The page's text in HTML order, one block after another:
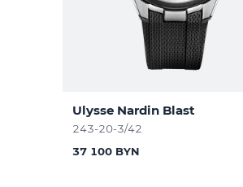
Ulysse Nardin Blast
243-20-3/42
37 100 BYN